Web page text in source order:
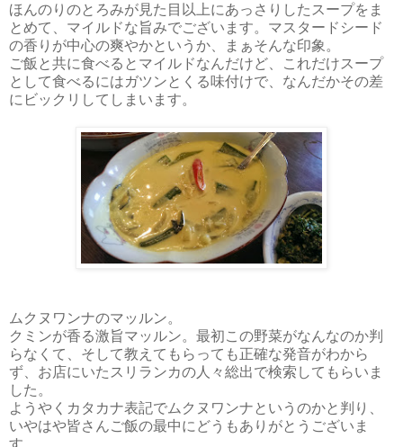
ほんのりのとろみが見た目以上にあっさりしたスープをま
とめて、マイルドな旨みでございます。マスタードシード
の香りが中心の爽やかというか、まぁそんな印象。
ご飯と共に食べるとマイルドなんだけど、これだけスープ
として食べるにはガツンとくる味付けで、なんだかその差
にビックリしてしまいます。
ムクヌワンナのマッルン。
クミンが香る激旨マッルン。最初この野菜がなんなのか判
らなくて、そして教えてもらっても正確な発音がわから
ず、お店にいたスリランカの人々総出で検索してもらいま
した。
ようやくカタカナ表記でムクヌワンナというのかと判り、
いやはや皆さんご飯の最中にどうもありがとうございま
す。